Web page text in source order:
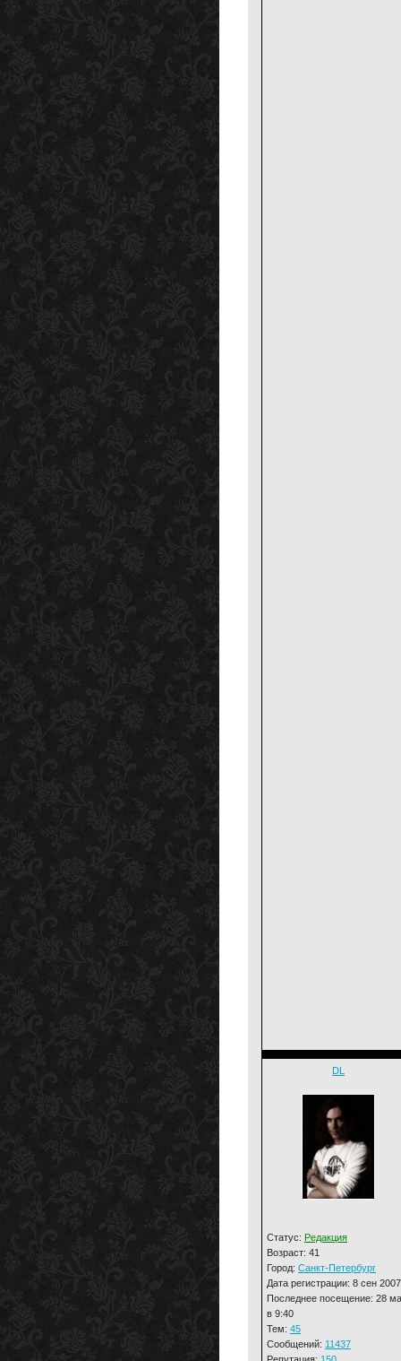
DL
Статус: Редакция
Возраст: 41
Город: Санкт-Петербург
Дата регистрации: 8 сен 2007
Последнее посещение: 28
в 9:40
Тем: 45
Сообщений: 11437
Репутация: 150